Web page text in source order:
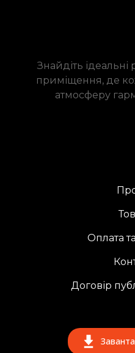
Знайдіть
приміщення, де
атмосферу
Оплата
Договір